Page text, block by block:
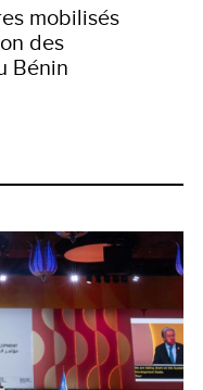
mobilisés
des
Bénin